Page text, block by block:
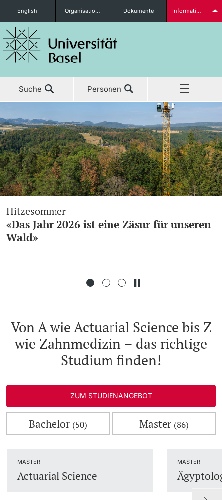
Studieninteressierte
weitere Informationen
Studierende
Fördernde & Alumni
English Organisationseinheiten Dokumente Informationen für...
Suche Personen
Aktuell
Studium
Forschung
Lehre
Weiterbildung
Hitzesommer
«Das Jahr 2026 ist eine Zäsur für unseren
Wald»
Von A wie Actuarial Science bis Z
wie Zahnmedizin – das richtige
Studium finden!
ZUM STUDIENANGEBOT
Bachelor (50) Master (86)
MASTER
Actuarial Science
MASTER